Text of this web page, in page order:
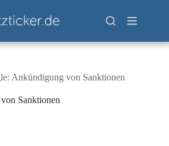
Ankündigung von Sanktionen
Sanktionen